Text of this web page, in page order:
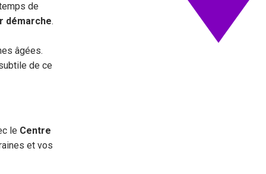
de
démarche.
âgées.
de ce
le Centre
et vos